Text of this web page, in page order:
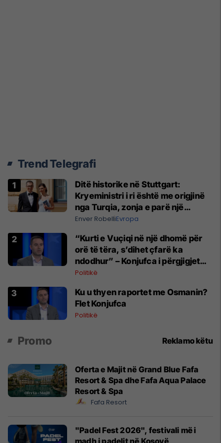
Trend Telegrafi
Ditë historike në Stuttgart:
Kryeministri i ri është me origjinë
nga Turqia, zonja e parë një
shqiptare nga Kanadaja
Enver RobelliEvropa
“Kurti e Vuçiqi në një dhomë për
orë të tëra, s’dihet çfarë ka
ndodhur” – Konjufca i përgjigjet
Osmanit
Politikë
Ku u thyen raportet me Osmanin?
Flet Konjufca
Politikë
Promo Reklamo këtu
Oferta e Majit në Grand Blue Fafa
Resort & Spa dhe Fafa Aqua Palace
Resort & Spa
Fafa Resort
"Padel Fest 2026", festivali më i
madh i padelit në Kosovë